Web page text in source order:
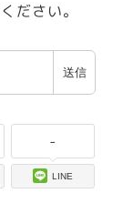
ださい。
-
LINE